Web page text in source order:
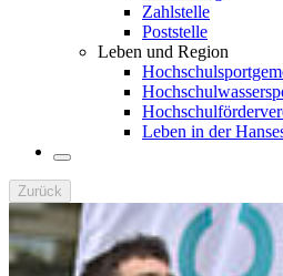
Zahlstelle
Poststelle
Leben und Region
Leben in der
Zurück